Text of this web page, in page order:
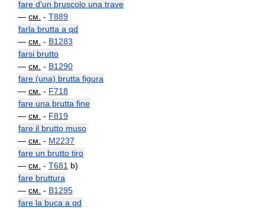
fare d'un bruscolo una trave
— см. - T889
farla brutta a qd
— см. - B1283
farsi brutto
— см. - B1290
fare (una) brutta figura
— см. - F718
fare una brutta fine
— см. - F819
fare il brutto muso
— см. - M2237
fare un brutto tiro
— см. - T681 b)
fare bruttura
— см. - B1295
fare la buca a qd